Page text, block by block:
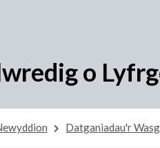
o
Datganiadau'r Wasg